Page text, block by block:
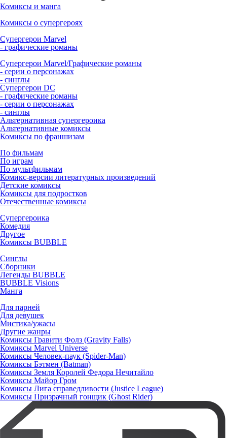
Комиксы и манга
Комиксы о супергероях
Супергерои Marvel
- графические романы
Супергерои Marvel/Графические романы
- серии о персонажах
- синглы
Супергерои DC
- графические романы
- серии о персонажах
- синглы
Альтернативная супергероика
Альтернативные комиксы
Комиксы по франшизам
По фильмам
По играм
По мультфильмам
Комикс-версии литературных произведений
Детские комиксы
Комиксы для подростков
Отечественные комиксы
Супергероика
Комедия
Другое
Комиксы BUBBLE
Синглы
Сборники
Легенды BUBBLE
BUBBLE Visions
Манга
Для парней
Для девушек
Мистика/ужасы
Другие жанры
Комиксы Гравити Фолз (Gravity Falls)
Комиксы Marvel Universe
Комиксы Человек-паук (Spider-Man)
Комиксы Бэтмен (Batman)
Комиксы Земля Королей Федора Нечитайло
Комиксы Майор Гром
Комиксы Лига справедливости (Justice League)
Комиксы Призрачный гонщик (Ghost Rider)